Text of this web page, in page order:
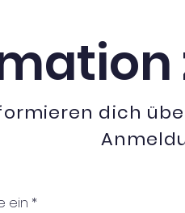
dich
ein